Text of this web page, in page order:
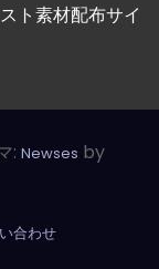
ト素材配布サイ
: Newses by
合わせ